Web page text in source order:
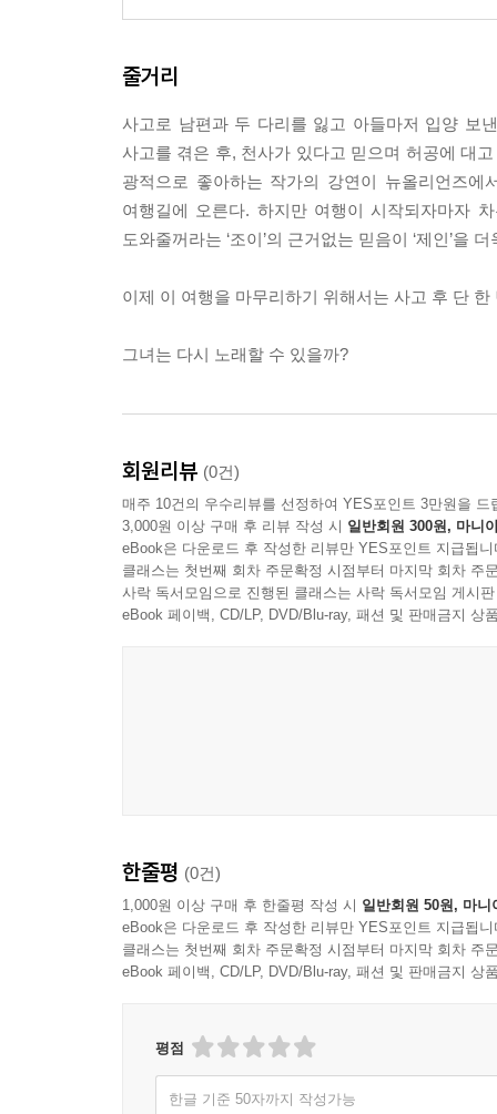
줄거리
사고로 남편과 두 다리를 잃고 아들마저 입양 보
사고를 겪은 후, 천사가 있다고 믿으며 허공에 대
광적으로 좋아하는 작가의 강연이 뉴올리언즈에
여행길에 오른다. 하지만 여행이 시작되자마자
도와줄꺼라는 ‘조이’의 근거없는 믿음이 ‘제인’
이제 이 여행을 마무리하기 위해서는 사고 후 단
그녀는 다시 노래할 수 있을까?
회원리뷰 (0건)
매주 10건의 우수리뷰를 선정하여 YES포인트 3만원을 드
3,000원 이상 구매 후 리뷰 작성 시 일반회원 300원, 마니
eBook은 다운로드 후 작성한 리뷰만 YES포인트 지급됩니
클래스는 첫번째 회차 주문확정 시점부터 마지막 회차 주
사락 독서모임으로 진행된 클래스는 사락 독서모임 게시
eBook 페이백, CD/LP, DVD/Blu-ray, 패션 및 판매금지 상
한줄평 (0건)
1,000원 이상 구매 후 한줄평 작성 시 일반회원 50원, 마니
eBook은 다운로드 후 작성한 리뷰만 YES포인트 지급됩니
클래스는 첫번째 회차 주문확정 시점부터 마지막 회차 주
eBook 페이백, CD/LP, DVD/Blu-ray, 패션 및 판매금지 상
평점
한글 기준 50자까지 작성가능